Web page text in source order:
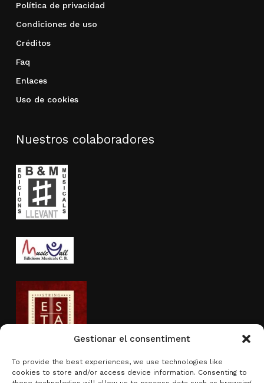
Gestionar el consentiment
To provide the best experiences, we use technologies like
cookies to store and/or access device information. Consenting to
Política de privacidad
Condiciones de uso
Créditos
Faq
Enlaces
Uso de cookies
Nuestros colaboradores